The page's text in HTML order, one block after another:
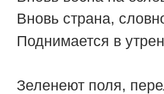
Вновь страна,
Поднимается в
Зеленеют поля,